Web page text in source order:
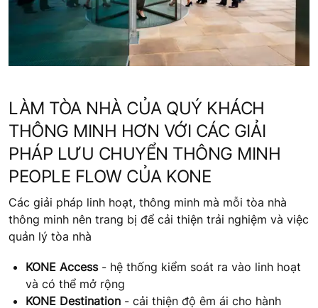
LÀM TÒA NHÀ CỦA QUÝ KHÁCH
THÔNG MINH HƠN VỚI CÁC GIẢI
PHÁP LƯU CHUYỂN THÔNG MINH
PEOPLE FLOW CỦA KONE
Các giải pháp linh hoạt, thông minh mà mỗi tòa nhà
thông minh nên trang bị để cải thiện trải nghiệm và việc
quản lý tòa nhà
KONE Access- hệ thống kiểm soát ra vào linh hoạt
và có thể mở rộng
KONE Destination - cải thiện độ êm ái cho hành